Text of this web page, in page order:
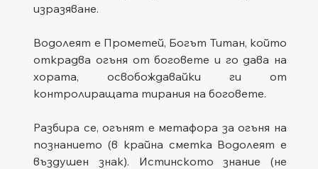
изразяване.
Водолеят е Прометей, Богът Титан, който
открадва огъня от боговете и го дава на
хората, освобождавайки ги от
контролиращата тирания на боговете.
Разбира се, огънят е метафора за огъня на
познанието (в крайна сметка Водолеят е
въздушен знак). Истинското знание (не